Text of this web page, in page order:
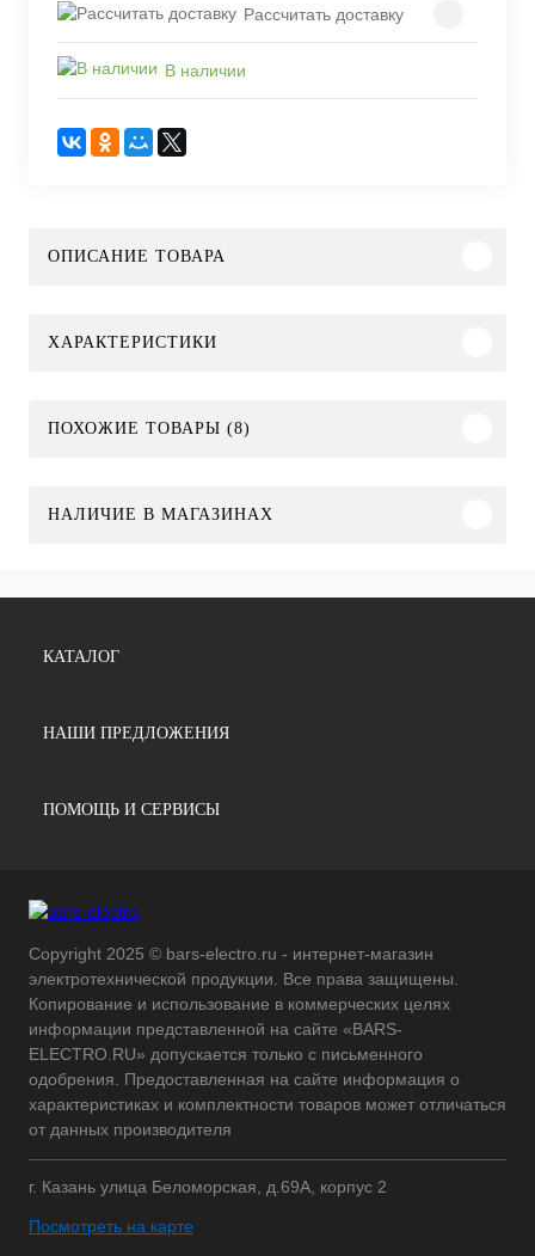
Рассчитать доставку
В наличии
ОПИСАНИЕ ТОВАРА
ХАРАКТЕРИСТИКИ
ПОХОЖИЕ ТОВАРЫ (8)
НАЛИЧИЕ В МАГАЗИНАХ
КАТАЛОГ
НАШИ ПРЕДЛОЖЕНИЯ
ПОМОЩЬ И СЕРВИСЫ
Copyright 2025 © bars-electro.ru - интернет-магазин
электротехнической продукции. Все права защищены.
Копирование и использование в коммерческих целях
информации представленной на сайте «BARS-
ELECTRO.RU» допускается только с письменного
одобрения. Предоставленная на сайте информация о
характеристиках и комплектности товаров может отличаться
от данных производителя
г. Казань улица Беломорская, д.69А, корпус 2
Посмотреть на карте